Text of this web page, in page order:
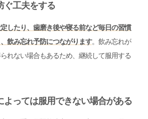
ぐ工夫をする
したり、歯磨き後や寝る前など毎日の習慣
飲み忘れ予防につながります。飲み忘れが
れない場合もあるため、継続して服用する
よっては服用できない場合がある